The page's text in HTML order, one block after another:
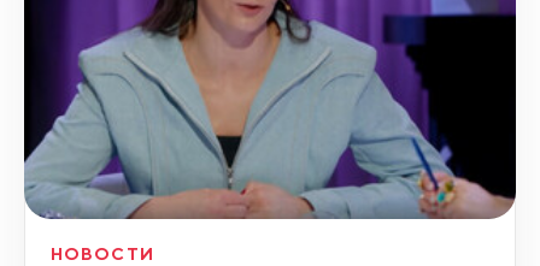
НОВОСТИ